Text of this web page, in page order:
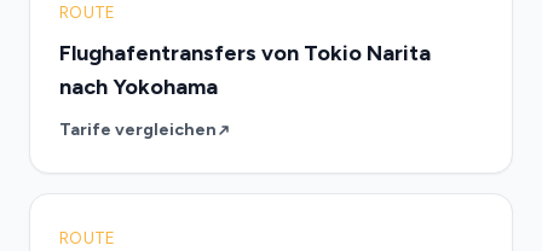
ROUTE
Flughafentransfers von Tokio Narita
nach Yokohama
Tarife vergleichen
ROUTE